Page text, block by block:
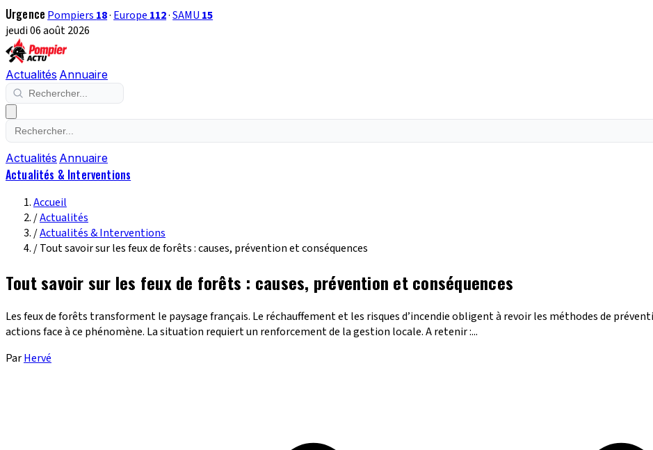
Urgence Pompiers 18· Europe 112·SAMU 15
jeudi 06 août 2026
Actualités Annuaire
Actualités Annuaire
Actualités & Interventions
Accueil
/Actualités
/Actualités & Interventions
/Tout savoir sur les feux de forêts : causes, prévention et conséquences
Tout savoir sur les feux de forêts : causes, prévention et conséquences
Les feux de forêts transforment le paysage français. Le réchauffement et les risques d’incendie obligent à revoir les méthodes de
actions face à ce phénomène. La situation requiert un renforcement de la gestion locale. A retenir :...
ParHervé